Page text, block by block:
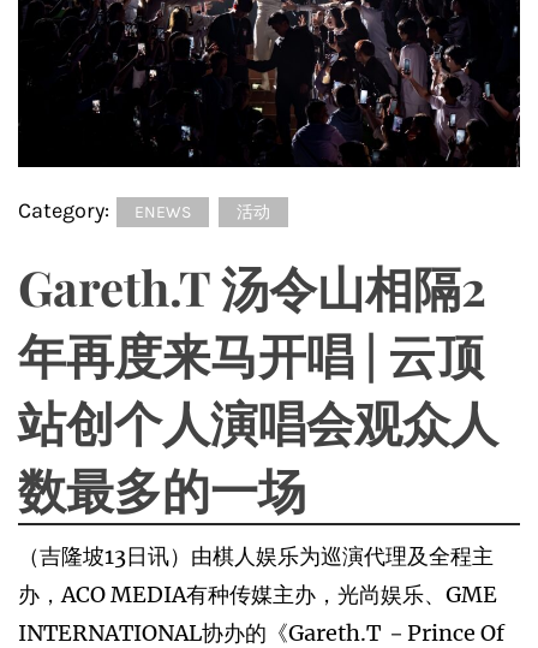
Category: ENEWS 活动
Gareth.T 汤令山相隔2
年再度来马开唱 | 云顶
站创个人演唱会观众人
数最多的一场
（吉隆坡13日讯）由棋人娱乐为巡演代理及全程主
办，ACO MEDIA有种传媒主办，光尚娱乐、GME
INTERNATIONAL协办的《Gareth.T －Prince Of